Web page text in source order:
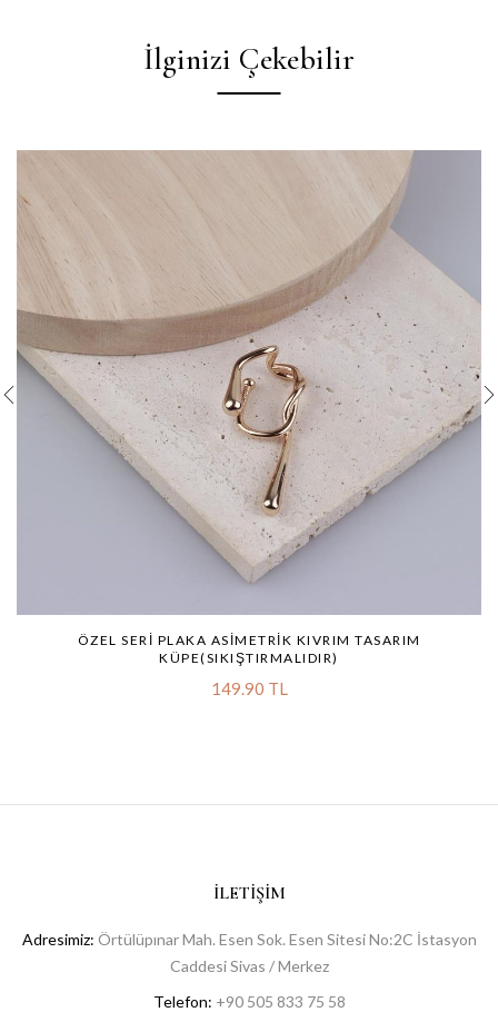
İlginizi Çekebilir
ÖZEL SERI PLAKA ASIMETRIK KIVRIM TASARIM
KÜPE(SIKIŞTIRMALIDIR)
149.90 TL
İLETIŞIM
Adresimiz: Örtülüpınar Mah. Esen Sok. Esen Sitesi No:2C İstasyon
Caddesi Sivas / Merkez
Telefon: +90 505 833 75 58